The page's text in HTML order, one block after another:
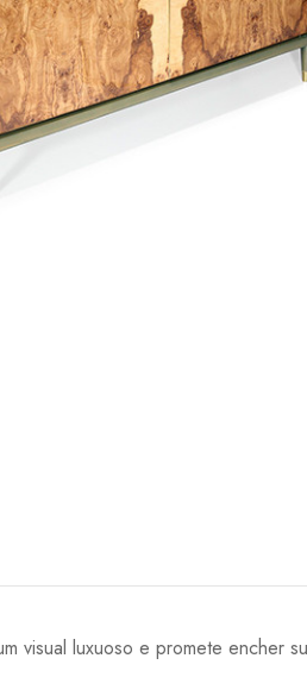
visual luxuoso e promete encher